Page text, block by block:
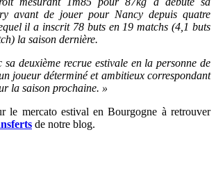
avant de jouer pour Nancy depuis quatre
il a inscrit 78 buts en 19 matchs (4,1 buts
la saison dernière.
deuxième recrue estivale en la personne de
joueur déterminé et ambitieux correspondant
la saison prochaine. »
le mercato estival en Bourgogne à retrouver
de notre blog.